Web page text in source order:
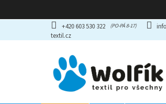
obsah
+420 603 530 322
textil.cz